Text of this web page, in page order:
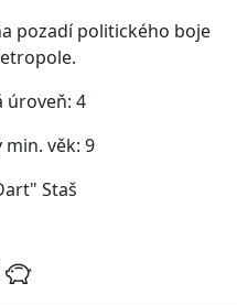
pozadí politického boje
úroveň: 4
věk: 9
Staš